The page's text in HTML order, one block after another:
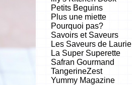
Petits Beguins
Plus une miette
Pourquoi pas?
Savoirs et Saveurs
Les Saveurs de Laurie
La Super Superette
Safran Gourmand
TangerineZest
Yummy Magazine